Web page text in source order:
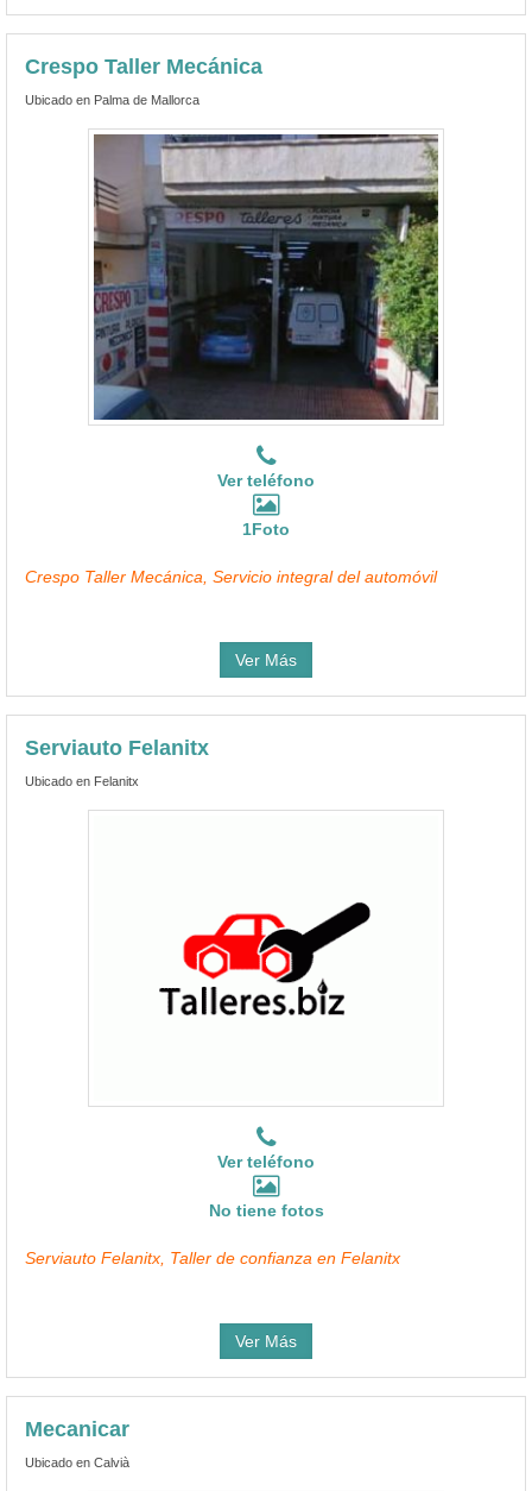
Crespo Taller Mecánica
Ubicado en Palma de Mallorca
Ver teléfono
1Foto
Crespo Taller Mecánica, Servicio integral del automóvil
Ver Más
Serviauto Felanitx
Ubicado en Felanitx
Ver teléfono
No tiene fotos
Serviauto Felanitx, Taller de confianza en Felanitx
Ver Más
Mecanicar
Ubicado en Calvià